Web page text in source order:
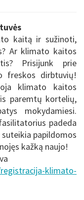
kaitą ir sužinoti,
Ar klimato kaitos
Prisijunk prie
freskos dirbtuvių!
klimato kaitos
paremtų kortelių,
mokydamiesi.
padeda
papildomos
kažką naujo!
klimato-